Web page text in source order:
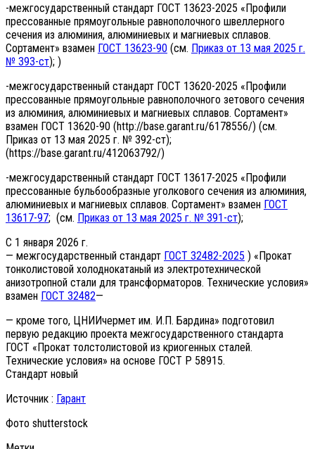
-межгосударственный стандарт ГОСТ 13623-2025 «Профили
прессованные прямоугольные равнополочного швеллерного
сечения из алюминия, алюминиевых и магниевых сплавов.
Сортамент» взамен ГОСТ 13623-90 (см. Приказ от 13 мая 2025 г.
№ 393-ст); )
-межгосударственный стандарт ГОСТ 13620-2025 «Профили
прессованные прямоугольные равнополочного зетового сечения
из алюминия, алюминиевых и магниевых сплавов. Сортамент»
взамен ГОСТ 13620-90 (http://base.garant.ru/6178556/) (см.
Приказ от 13 мая 2025 г. № 392-ст);
(https://base.garant.ru/412063792/)
-межгосударственный стандарт ГОСТ 13617-2025 «Профили
прессованные бульбообразные уголкового сечения из алюминия,
алюминиевых и магниевых сплавов. Сортамент» взамен ГОСТ
13617-97; (см. Приказ от 13 мая 2025 г. № 391-ст);
С 1 января 2026 г.
— межгосударственный стандарт ГОСТ 32482-2025 ) «Прокат
тонколистовой холоднокатаный из электротехнической
анизотропной стали для трансформаторов. Технические условия»
взамен ГОСТ 32482—
— кроме того, ЦНИИчермет им. И.П. Бардина» подготовил
первую редакцию проекта межгосударственного стандарта
ГОСТ «Прокат толстолистовой из криогенных сталей.
Технические условия» на основе ГОСТ Р 58915.
Стандарт новый
Источник : Гарант
Фото shutterstock